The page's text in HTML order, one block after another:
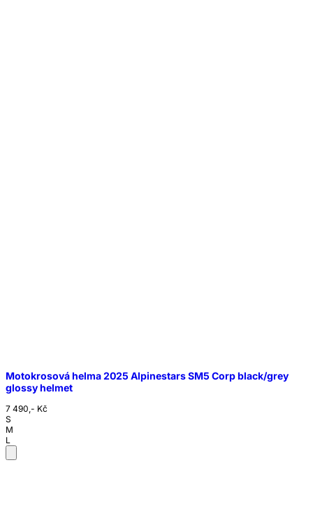
Motokrosová helma 2025 Alpinestars SM5 Corp black/grey
glossy helmet
7 490,- Kč
S
M
L